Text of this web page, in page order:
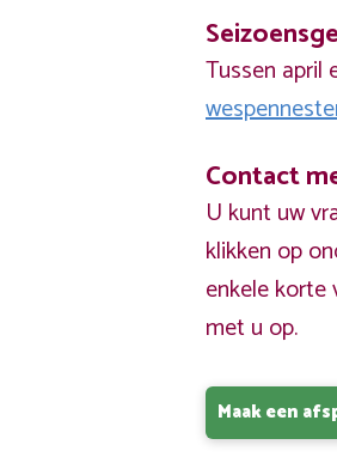
Tussen april
Contact
U kunt uw
klikken op
enkele korte
met u op.
Maak een